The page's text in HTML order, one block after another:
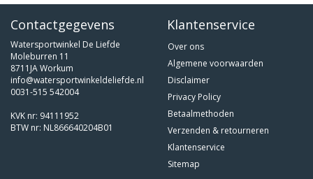
Contactgegevens
Watersportwinkel De Liefde
Moleburren 11
8711JA Workum
info@watersportwinkeldeliefde.nl
0031-515 542004
KVK nr: 94111952
BTW nr: NL866640204B01
Klantenservice
Over ons
Algemene voorwaarden
Disclaimer
Privacy Policy
Betaalmethoden
Verzenden & retourneren
Klantenservice
Sitemap